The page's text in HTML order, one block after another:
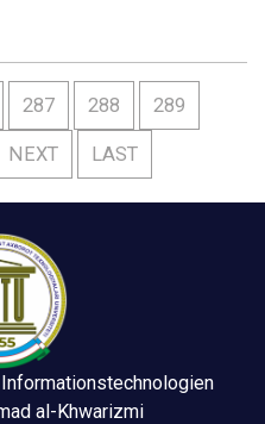
287 288 289
NEXT LAST
al-Khwarizmi